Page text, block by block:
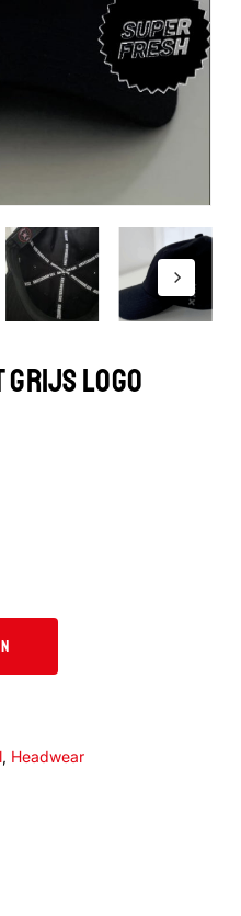
LOGO
, Headwear